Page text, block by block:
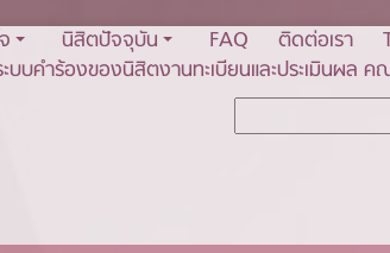
นิสิตปัจจุบัน FAQ ติดต่อเรา
บบคำร้องของนิสิตงานทะเบียนและประเมินผล